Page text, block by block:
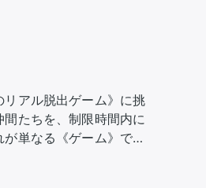
アル脱出ゲーム》に挑
たちを、制限時間内に
単なる《ゲーム》では